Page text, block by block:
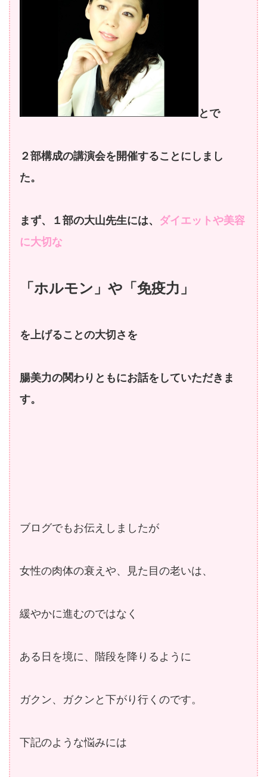
とで
２部構成の講演会を開催することにしまし
た。
まず、１部の大山先生には、 ダイエットや美容
に大切な
「ホルモン」や「免疫力」
を上げることの大切さを
腸美力の関わりともにお話をしていただきま
す。
ブログでもお伝えしましたが
女性の肉体の衰えや、見た目の老いは、
緩やかに進むのではなく
ある日を境に、階段を降りるように
ガクン、ガクンと下がり行くのです。
下記のような悩みには